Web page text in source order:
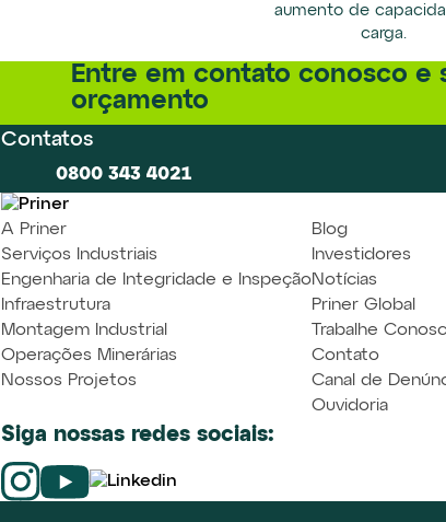
aumento de
carga.
Entre em contato conosco e
orçamento
Contatos
0800 343 4021
A Priner
Serviços Industriais
Engenharia de Integridade e Inspeção
Infraestrutura
Montagem Industrial
Operações Minerárias
Nossos Projetos
Blog
Investidores
Notícias
Priner Global
Trabalhe
Contato
Canal de
Ouvidoria
Siga nossas redes sociais: